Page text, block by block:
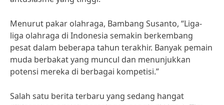
Menurut pakar olahraga, Bambang Susanto, “Liga-
liga olahraga di Indonesia semakin berkembang
pesat dalam beberapa tahun terakhir. Banyak pemain
muda berbakat yang muncul dan menunjukkan
potensi mereka di berbagai kompetisi.”
Salah satu berita terbaru yang sedang hangat